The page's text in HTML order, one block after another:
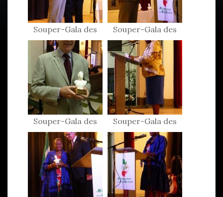
Souper-Gala des
Patriotes 2017
Souper-Gala des
Patriotes 2017
Souper-Gala des
Patriotes 2017
Souper-Gala des
Patriotes 2017